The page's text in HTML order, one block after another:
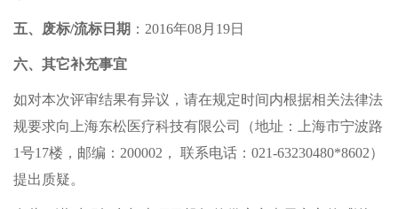
五、废标/流标日期 ：2016年08月19日
六、其它补充事宜
如对本次评审结果有异议，请在规定时间内根据相关法律法
规要求向上海东松医疗科技有限公司（地址：上海市宁波路
1号17楼，邮编：200002， 联系电话：021-63230480*8602）
提出质疑。